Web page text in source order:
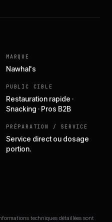
MARQUE
Nawhal's
PUBLIC CIBLE
Restauration rapide ·
Snacking · Pros B2B
PRÉPARATION / SERVICE
Service direct ou dosage
portion.
techniques détaillées sont